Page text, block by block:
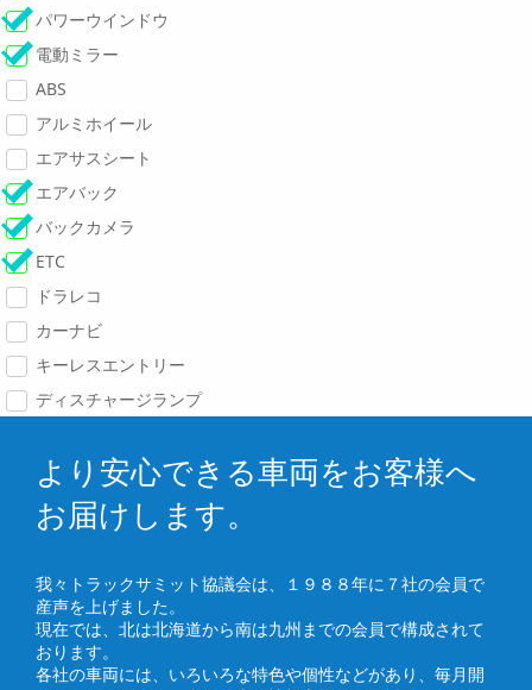
パワーウインドウ
電動ミラー
ABS
アルミホイール
エアサスシート
エアバック
バックカメラ
ETC
ドラレコ
カーナビ
キーレスエントリー
ディスチャージランプ
より安心できる車両をお客様へ
お届けします。
我々トラックサミット協議会は、１９８８年に７社の会員で
産声を上げました。
現在では、北は北海道から南は九州までの会員で構成されて
おります。
各社の車両には、いろいろな特色や個性などがあり、毎月開